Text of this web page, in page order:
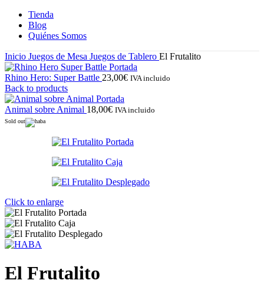
Tienda
Blog
Quiénes Somos
Inicio Juegos de Mesa Juegos de Tablero El Frutalito
Rhino Hero: Super Battle 23,00€ IVA incluido
Back to products
Animal sobre Animal 18,00€ IVA incluido
Sold out
Click to enlarge
El Frutalito